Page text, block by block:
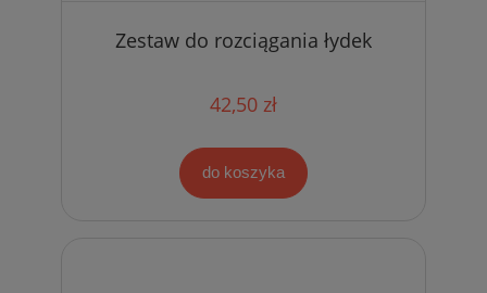
Zestaw do rozciągania łydek
42,50 zł
do koszyka